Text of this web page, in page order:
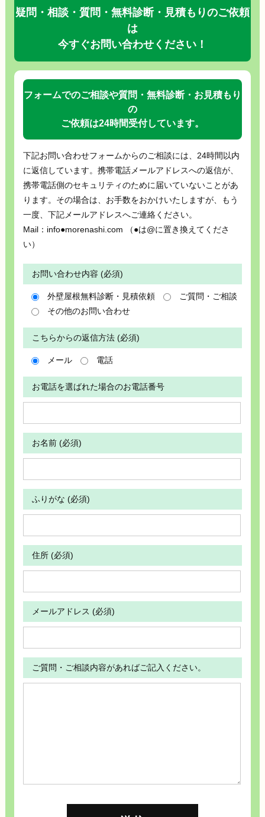
疑問・相談・質問・無料診断・見積もりのご依頼
は
今すぐお問い合わせください！
フォームでのご相談や質問・無料診断・お見積もり
の
ご依頼は24時間受付しています。
下記お問い合わせフォームからのご相談には、24時間以内
に返信しています。携帯電話メールアドレスへの返信が、
携帯電話側のセキュリティのために届いていないことがあ
ります。その場合は、お手数をおかけいたしますが、もう
一度、下記メールアドレスへご連絡ください。
Mail：info●morenashi.com （●は@に置き換えてくださ
い）
お問い合わせ内容 (必須)
外壁屋根無料診断・見積依頼
ご質問・ご相談
その他のお問い合わせ
こちらからの返信方法 (必須)
メール 電話
お電話を選ばれた場合のお電話番号
お名前 (必須)
ふりがな (必須)
住所 (必須)
メールアドレス (必須)
ご質問・ご相談内容があればご記入ください。